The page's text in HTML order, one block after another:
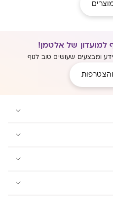
למועדון של אלטמן!
ומבצעים שעושים טוב לגוף